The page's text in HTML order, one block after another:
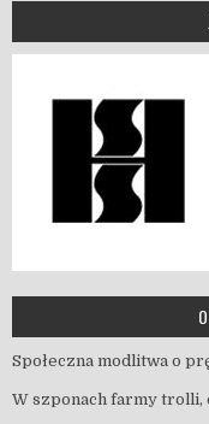
Społeczna modlitwa o
W szponach farmy trolli,